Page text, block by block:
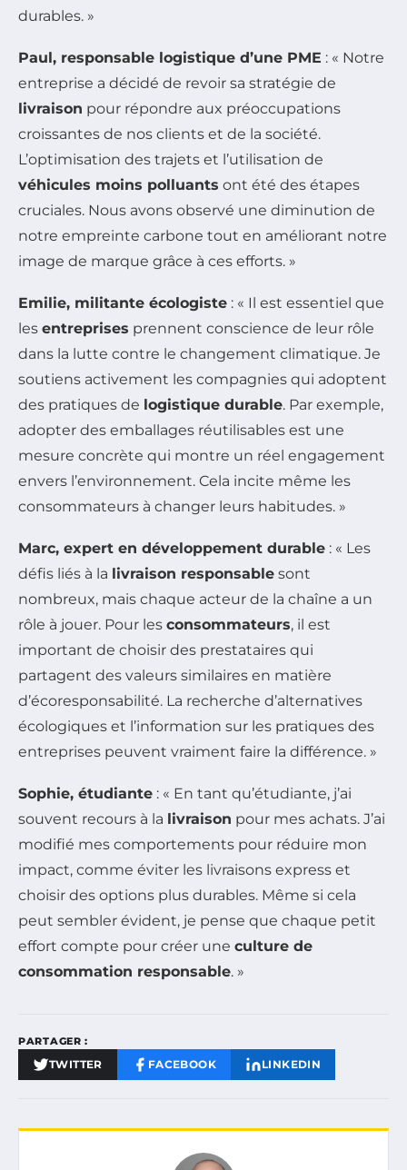
durables. »
Paul, responsable logistique d’une PME : « Notre
entreprise a décidé de revoir sa stratégie de
livraison pour répondre aux préoccupations
croissantes de nos clients et de la société.
L’optimisation des trajets et l’utilisation de
véhicules moins polluants ont été des étapes
cruciales. Nous avons observé une diminution de
notre empreinte carbone tout en améliorant notre
image de marque grâce à ces efforts. »
Emilie, militante écologiste : « Il est essentiel que
les entreprises prennent conscience de leur rôle
dans la lutte contre le changement climatique. Je
soutiens activement les compagnies qui adoptent
des pratiques de logistique durable. Par exemple,
adopter des emballages réutilisables est une
mesure concrète qui montre un réel engagement
envers l’environnement. Cela incite même les
consommateurs à changer leurs habitudes. »
Marc, expert en développement durable : « Les
défis liés à la livraison responsable sont
nombreux, mais chaque acteur de la chaîne a un
rôle à jouer. Pour les consommateurs, il est
important de choisir des prestataires qui
partagent des valeurs similaires en matière
d’écoresponsabilité. La recherche d’alternatives
écologiques et l’information sur les pratiques des
entreprises peuvent vraiment faire la différence. »
Sophie, étudiante : « En tant qu’étudiante, j’ai
souvent recours à la livraison pour mes achats. J’ai
modifié mes comportements pour réduire mon
impact, comme éviter les livraisons express et
choisir des options plus durables. Même si cela
peut sembler évident, je pense que chaque petit
effort compte pour créer une culture de
consommation responsable. »
PARTAGER :
TWITTER FACEBOOK LINKEDIN